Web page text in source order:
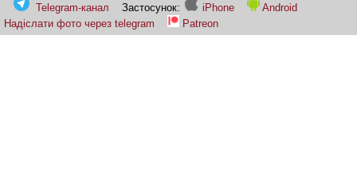
Telegram-канал
Застосунок: iPhone
Android
Надіслати фото через telegram
Patreon